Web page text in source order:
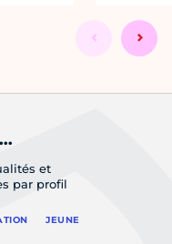
et
par profil
JEUNE